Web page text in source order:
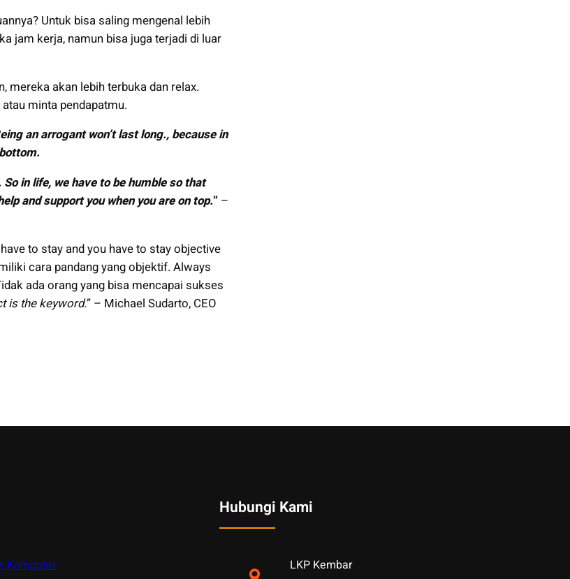
Untuk bisa saling mengenal lebih
jam kerja, namun bisa juga terjadi di luar
mereka akan lebih terbuka dan relax.
minta pendapatmu.
an arrogant won’t last long., because in
in life, we have to be humble so that
and support you when you are on top.” –
to stay and you have to stay objective
cara pandang yang objektif. Always
ada orang yang bisa mencapai sukses
is the keyword.” – Michael Sudarto, CEO
Komputer
Hubungi Kami
LKP Kembar